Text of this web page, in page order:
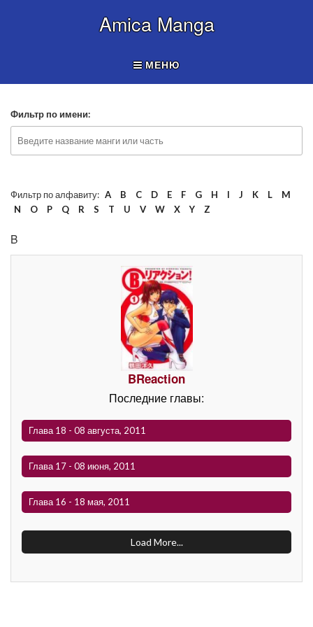
Amica Manga
МЕНЮ
Фильтр по имени:
Фильтр по алфавиту: A B C D E F G H I J K L
M
N
O P Q R S T U V W X Y Z
B
BReaction
Последние главы:
Глава 18 - 08 августа, 2011
Глава 17 - 08 июня, 2011
Глава 16 - 18 мая, 2011
Load More...